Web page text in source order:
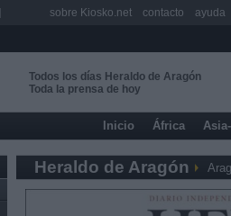
Todos los días Heraldo de Aragón
Toda la prensa de hoy
Inicio África
Heraldo de Aragón
sobre Kiosko.net contacto ayuda